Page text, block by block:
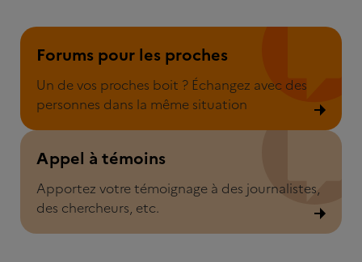
Forums pour les proches
Un de vos proches boit ? Échangez avec des
personnes dans la même situation
Forum pour les proches
Appel à témoins
Apportez votre témoignage à des journalistes,
des chercheurs, etc.
Appel à témoins